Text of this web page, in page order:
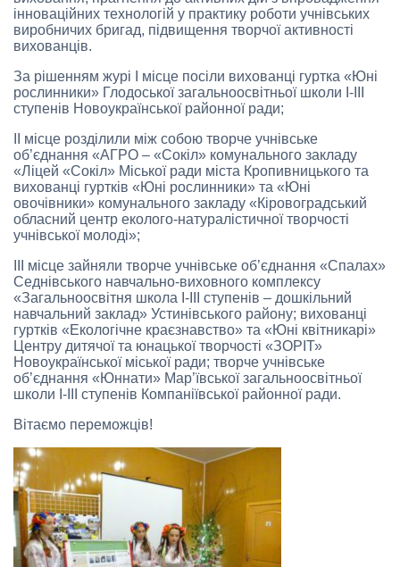
інноваційних технологій у практику роботи учнівських
виробничих бригад, підвищення творчої активності
вихованців.
За рішенням журі І місце посіли вихованці гуртка «Юні
рослинники» Глодоської загальноосвітньої школи І-ІІІ
ступенів Новоукраїнської районної ради;
ІІ місце розділили між собою творче учнівське
об’єднання «АГРО – «Сокіл» комунального закладу
«Ліцей «Сокіл» Міської ради міста Кропивницького та
вихованці гуртків «Юні рослинники» та «Юні
овочівники» комунального закладу «Кіровоградський
обласний центр еколого-натуралістичної творчості
учнівської молоді»;
ІІІ місце зайняли творче учнівське об’єднання «Спалах»
Седнівського навчально-виховного комплексу
«Загальноосвітня школа І-ІІІ ступенів – дошкільний
навчальний заклад» Устинівського району; вихованці
гуртків «Екологічне краєзнавство» та «Юні квітникарі»
Центру дитячої та юнацької творчості «ЗОРІТ»
Новоукраїнської міської ради; творче учнівське
об’єднання «Юннати» Мар’ївської загальноосвітньої
школи І-ІІІ ступенів Компаніївської районної ради.
Вітаємо переможців!